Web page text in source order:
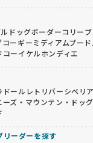
ドッグボーダーコリー
コーギーミディアムプード
コーイケルホンディエ
ドールレトリバーシベリ
ーズ・マウンテン・ドッグ
リーダーを探す